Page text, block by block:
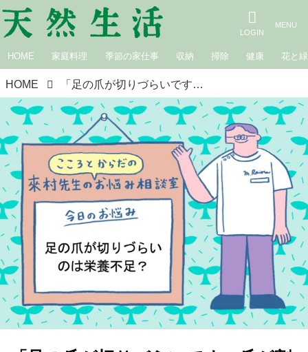
HOME 家庭料理 季節の家仕事 収納 掃除 健康 花と緑
HOME 「足の爪が切りづらいです」爪が割れやすくなる原因を解説。簡単な爪ケアと改善のアドバイスも｜來村先生のこころとからだのお悩み相談室